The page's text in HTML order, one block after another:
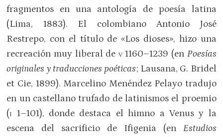
fragmentos en una antología de poesía latina
(Lima, 1883). El colombiano Antonio José
Restrepo, con el título de «Los dioses», hizo una
recreación muy liberal de v1160–1239 (en Poesías
originales y traducciones poéticas; Lausana, G. Bridel
et Cie, 1899). Marcelino Menéndez Pelayo tradujo
en un castellano trufado de latinismos el proemio
(i 1–101), donde destaca el himno a Venus y la
escena del sacrificio de Ifigenia (en Estudios